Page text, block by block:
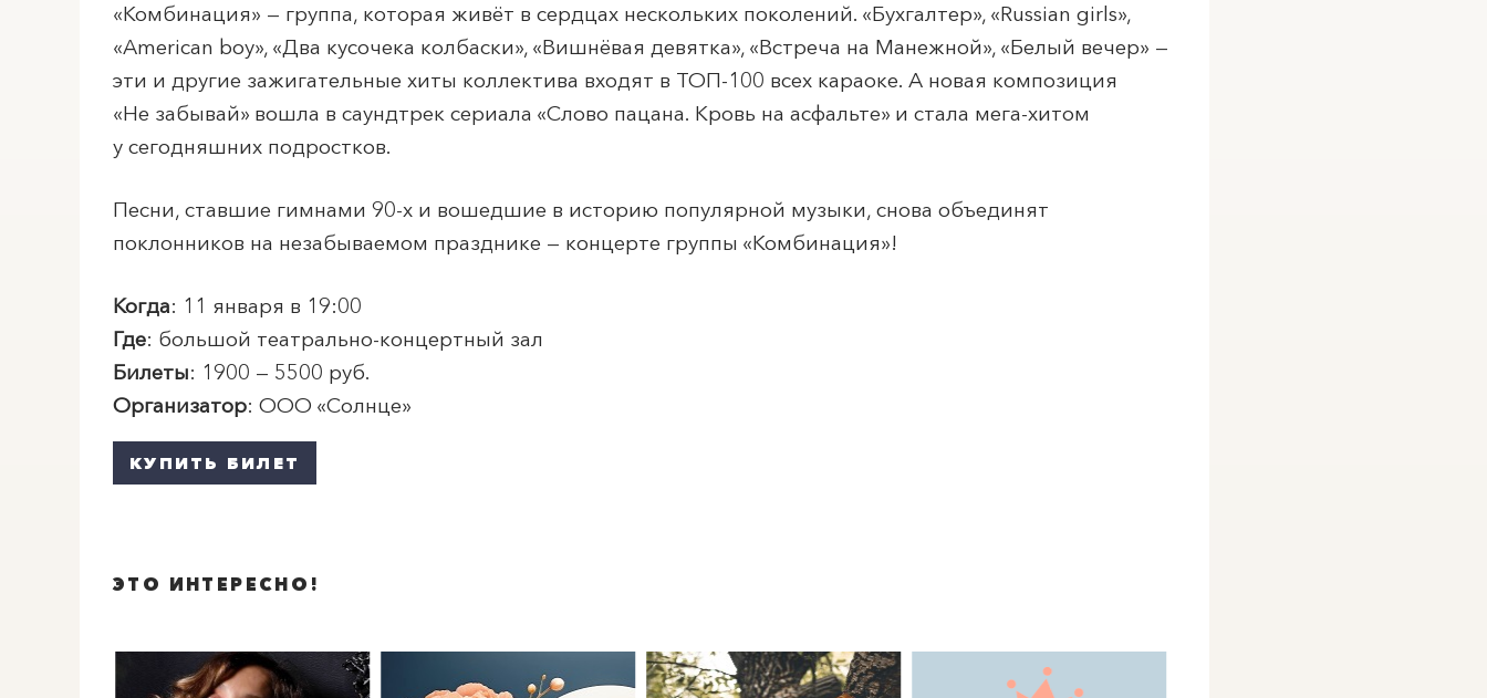
«Комбинация» — группа, которая живёт в сердцах нескольких поколений. «Бухгалтер», «Russian girls»,
«American boy», «Два кусочека колбаски», «Вишнёвая девятка», «Встреча на Манежной», «Белый вечер» —
эти и другие зажигательные хиты коллектива входят в ТОП-100 всех караоке. А новая композиция
«Не забывай» вошла в саундтрек сериала «Слово пацана. Кровь на асфальте» и стала мега-хитом
у сегодняшних подростков.
Песни, ставшие гимнами 90-х и вошедшие в историю популярной музыки, снова объединят
поклонников на незабываемом празднике — концерте группы «Комбинация»!
Когда: 11 января в 19:00
Где: большой театрально-концертный зал
Билеты: 1900 — 5500 руб.
Организатор: ООО «Солнце»
КУПИТЬ БИЛЕТ
ЭТО ИНТЕРЕСНО!